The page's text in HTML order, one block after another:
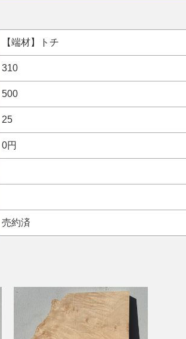
【端材】トチ
310
500
25
0円
売約済